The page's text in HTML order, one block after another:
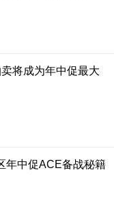
将成为年中促最大
年中促ACE备战秘籍